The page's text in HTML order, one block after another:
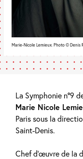
Marie-Nicole Lemieux. Photo © Denis
La Symphonie n°9
Marie Nicole
Paris sous la
Saint-Denis.
Chef d’œuvre de la